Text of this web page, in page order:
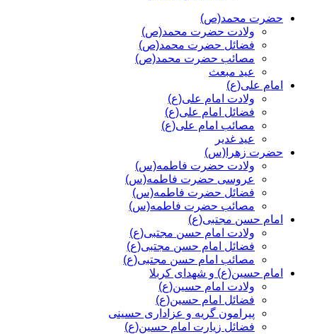
حضرت محمد(ص)
ولادت حضرت محمد(ص)
فضائل حضرت محمد(ص)
مصائب حضرت محمد(ص)
عید مبعث
امام علی(ع)
ولادت امام علی(ع)
فضائل امام علی(ع)
مصائب امام علی(ع)
عید غدیر
حضرت زهرا(س)
ولادت حضرت فاطمه(س)
عروسی حضرت فاطمه(س)
فضائل حضرت فاطمه(س)
مصائب حضرت فاطمه(س)
امام حسن مجتبی(ع)
ولادت امام حسن مجتبی(ع)
فضائل امام حسن مجتبی(ع)
مصائب امام حسن مجتبی(ع)
امام حسین(ع) و شهدای کربلا
ولادت امام حسین(ع)
فضائل امام حسین(ع)
پیرامون گریه و عزاداری حسینی
فضائل زیارت امام حسین(ع)